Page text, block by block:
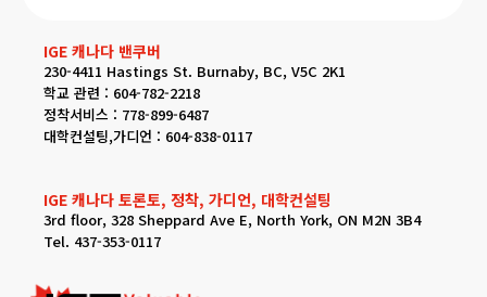
IGE 캐나다 밴쿠버
230-4411 Hastings St. Burnaby, BC, V5C 2K1
학교 관련 : 604-782-2218
정착서비스 : 778-899-6487
대학컨설팅,가디언 : 604-838-0117
IGE 캐나다 토론토, 정착, 가디언, 대학컨설팅
3rd floor, 328 Sheppard Ave E, North York, ON M2N 3B4
Tel. 437-353-0117